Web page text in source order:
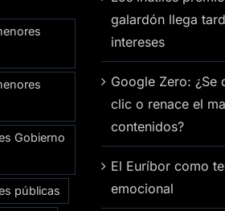
Gobierno
públicas
galardón llega
intereses
Google Zero: ¿Se
clic o renace el
contenidos?
El Euríbor como
emocional